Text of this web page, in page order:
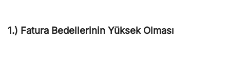
1.) Fatura Bedellerinin Yüksek Olması